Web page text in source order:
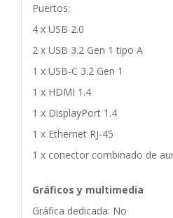
Puertos:
4 x USB 2.0
2 x USB 3.2 Gen 1 tipo A
1 x USB-C 3.2 Gen 1
1 x HDMI 1.4
1 x DisplayPort 1.4
1 x Ethernet RJ-45
1 x conector combinado de
Gráficos y multimedia
Gráfica dedicada: No